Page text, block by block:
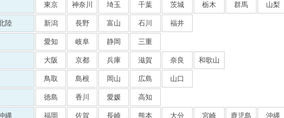
東京 神奈川 埼玉 千葉 茨城 栃木 群馬 山梨
陸 新潟 長野 富山 石川 福井
愛知 岐阜 静岡 三重
大阪 京都 兵庫 滋賀 奈良 和歌山
鳥取 島根 岡山 広島 山口
徳島 香川 愛媛 高知
縄 福岡 佐賀 長崎 熊本 大分 宮崎 鹿児島 沖縄